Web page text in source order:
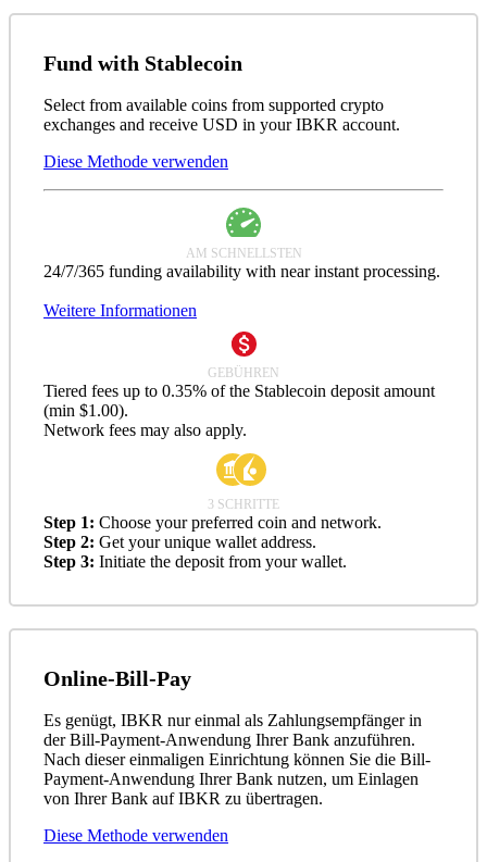
Fund with Stablecoin
Select from available coins from supported crypto
exchanges and receive USD in your IBKR account.
Diese Methode verwenden
AM SCHNELLSTEN
24/7/365 funding availability with near instant processing.
Weitere Informationen
GEBÜHREN
Tiered fees up to 0.35% of the Stablecoin deposit amount
(min $1.00).
Network fees may also apply.
3 SCHRITTE
Step 1: Choose your preferred coin and network.
Step 2: Get your unique wallet address.
Step 3: Initiate the deposit from your wallet.
Online-Bill-Pay
Es genügt, IBKR nur einmal als Zahlungsempfänger in
der Bill-Payment-Anwendung Ihrer Bank anzuführen.
Nach dieser einmaligen Einrichtung können Sie die Bill-
Payment-Anwendung Ihrer Bank nutzen, um Einlagen
von Ihrer Bank auf IBKR zu übertragen.
Diese Methode verwenden